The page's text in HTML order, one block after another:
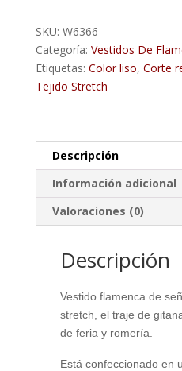
SKU: W6366
Categoría: Vestidos De
Etiquetas: Color liso, Corte
Tejido Stretch
Descripción
Información adicional
Valoraciones (0)
Descripción
Vestido flamenca de
stretch, el traje de
de feria y romería.
Está confeccionado en